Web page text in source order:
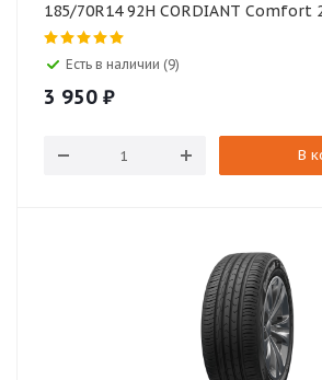
185/70R14 92H CORDIANT Comfort
Есть в наличии (9)
3 950 ₽
В